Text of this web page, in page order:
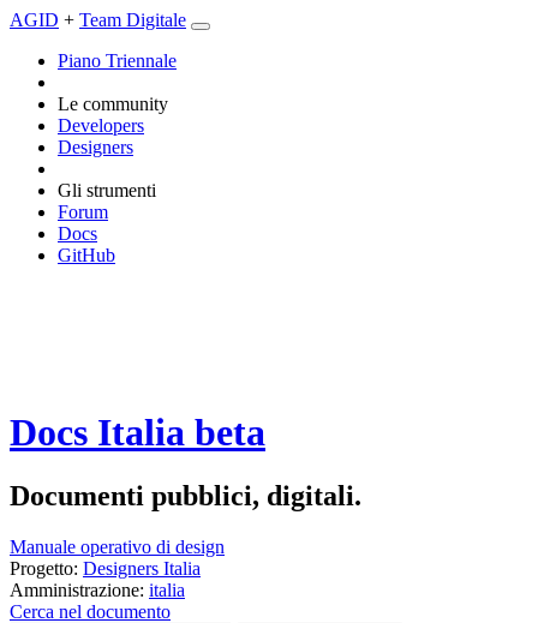
AGID + Team Digitale
Piano Triennale
Le community
Developers
Designers
Gli strumenti
Forum
Docs
GitHub
Docs Italia beta
Documenti pubblici, digitali.
Manuale operativo di design
Progetto: Designers Italia
Amministrazione: italia
Cerca nel documento